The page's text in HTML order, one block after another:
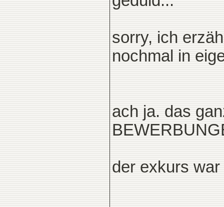
sorry, ich
nochmal in
ach ja. das
der exkurs